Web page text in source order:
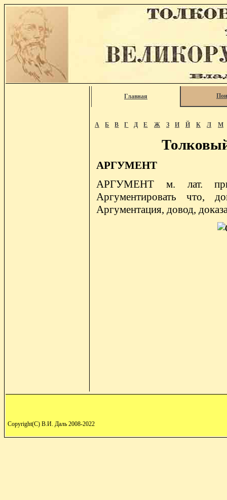
Главная
А Б В Г Д Е Ж З И Й К Л М
АРГУМЕНТ
АРГУМЕНТ м. лат.
Аргументировать что,
Аргументация, довод,
Copyright(C) В.И. Даль 2008-2022